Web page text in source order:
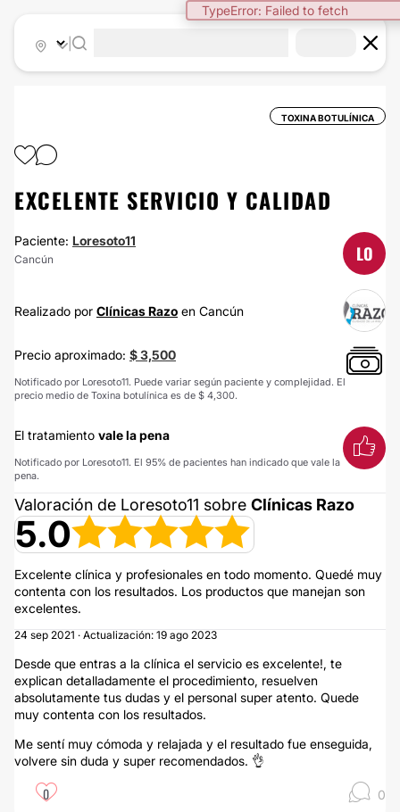
TypeError: Failed to fetch
TOXINA BOTULÍNICA
EXCELENTE SERVICIO Y CALIDAD
Paciente: Loresoto11
Cancún LO
Realizado por Clínicas Razo en Cancún
Precio aproximado: $ 3,500
Notificado por Loresoto11. Puede variar según paciente y complejidad. El
precio medio de Toxina botulínica es de $ 4,300.
El tratamiento vale la pena
Notificado por Loresoto11. El 95% de pacientes han indicado que vale la
pena.
Valoración de Loresoto11 sobre Clínicas Razo
5.0
Excelente clínica y profesionales en todo momento. Quedé muy
contenta con los resultados. Los productos que manejan son
excelentes.
24 sep 2021 · Actualización: 19 ago 2023
Desde que entras a la clínica el servicio es excelente!, te
explican detalladamente el procedimiento, resuelven
absolutamente tus dudas y el personal super atento. Quede
muy contenta con los resultados.
Me sentí muy cómoda y relajada y el resultado fue enseguida,
volvere sin duda y super recomendados. 👌
0 0